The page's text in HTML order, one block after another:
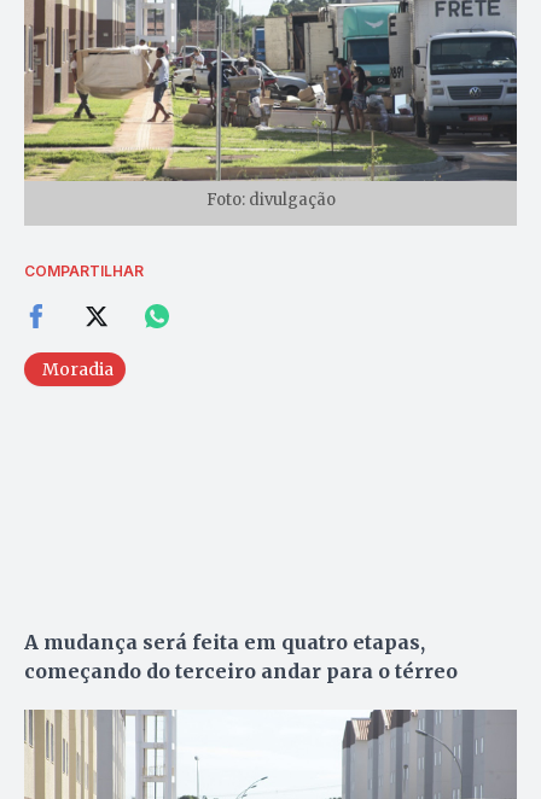
Foto: divulgação
COMPARTILHAR
Moradia
A mudança será feita em quatro etapas,
começando do terceiro andar para o térreo